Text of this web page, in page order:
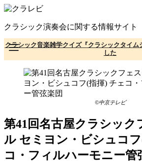
コ
テ
ン
ツ
へ
クラシック演奏会に関する情報サイト
クラシック音楽雑学クイズ『クラシックタイム
した
©中京テレビ
第41回名古屋クラシック
ル セミヨン・ビシュコ
コ・フィルハーモニー管